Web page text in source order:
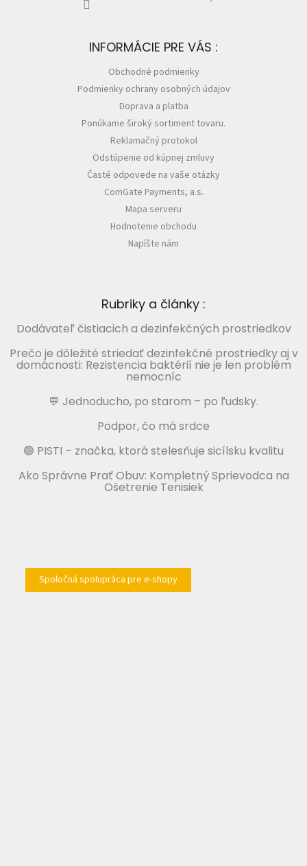
INFORMÁCIE PRE VÁS :
Obchodné podmienky
Podmienky ochrany osobných údajov
Doprava a platba
Ponúkame široký sortiment tovaru.
Reklamačný protokol
Odstúpenie od kúpnej zmluvy
Časté odpovede na vaše otázky
ComGate Payments, a.s.
Mapa serveru
Hodnotenie obchodu
Napíšte nám
Rubriky a články :
Dodávateľ čistiacich a dezinfekčných prostriedkov
Prečo je dôležité striedať dezinfekčné prostriedky aj v
domácnosti: Rezistencia baktérií nie je len problém
nemocníc
💬 Jednoducho, po starom – po ľudsky.
Podpor, čo má srdce
🟢 PISTI – značka, ktorá stelesňuje sicílsku kvalitu
Ako Správne Prať Obuv: Kompletný Sprievodca na
Ošetrenie Tenisiek
Spoločná spolupráca pre e-shopy